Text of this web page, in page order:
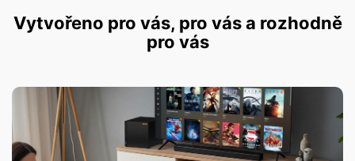
Vytvořeno pro vás, pro vás a rozhodně
pro vás